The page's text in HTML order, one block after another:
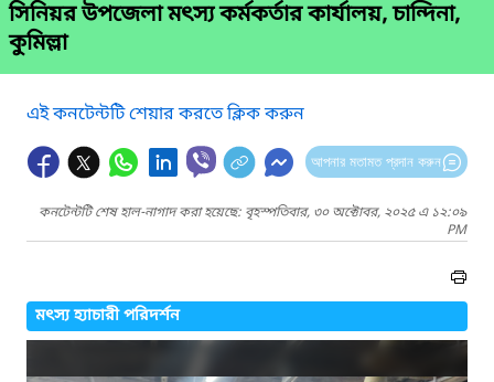
সিনিয়র উপজেলা মৎস্য কর্মকর্তার কার্যালয়, চান্দিনা,
কুমিল্লা
এই কনটেন্টটি শেয়ার করতে ক্লিক করুন
আপনার মতামত প্রদান করুন
কনটেন্টটি শেষ হাল-নাগাদ করা হয়েছে: বৃহস্পতিবার, ৩০ অক্টোবর, ২০২৫ এ ১২:০৯
PM
মৎস্য হ্যাচারী পরিদর্শন